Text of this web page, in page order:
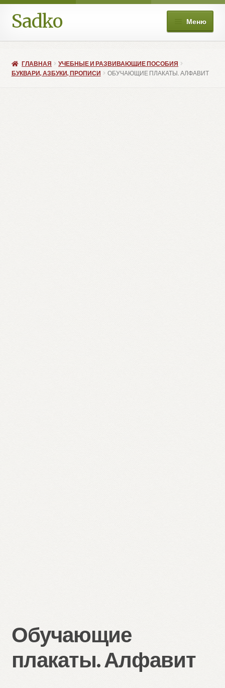
Перейти
к
навигации
Перейти
к
содержимому
Sadko Меню
Книжные подборки
ГЛАВНАЯ
УЧЕБНЫЕ И РАЗВИВАЮЩИЕ ПОСОБИЯ
БУКВАРИ, АЗБУКИ, ПРОПИСИ
ОБУЧАЮЩИЕ ПЛАКАТЫ. АЛФАВИТ
Обучающие
плакаты. Алфавит